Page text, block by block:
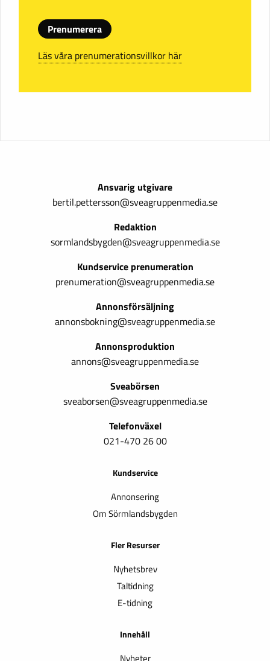
Prenumerera
Läs våra prenumerationsvillkor här
Ansvarig utgivare
bertil.pettersson@sveagruppenmedia.se
Redaktion
sormlandsbygden@sveagruppenmedia.se
Kundservice prenumeration
prenumeration@sveagruppenmedia.se
Annonsförsäljning
annonsbokning@sveagruppenmedia.se
Annonsproduktion
annons@sveagruppenmedia.se
Sveabörsen
sveaborsen@sveagruppenmedia.se
Telefonväxel
021-470 26 00
Kundservice
Annonsering
Om Sörmlandsbygden
Fler Resurser
Nyhetsbrev
Taltidning
E-tidning
Innehåll